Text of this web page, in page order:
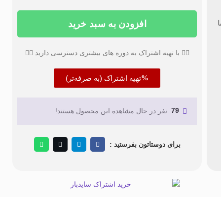
افزودن به سبد خرید
👇🏼 با تهیه اشتراک به دوره های بیشتری دسترسی دارید 👇🏼
تهیه اشتراک (به صرفه‌تر)
79 نفر در حال مشاهده این محصول هستند!
برای دوستاتون بفرستید :